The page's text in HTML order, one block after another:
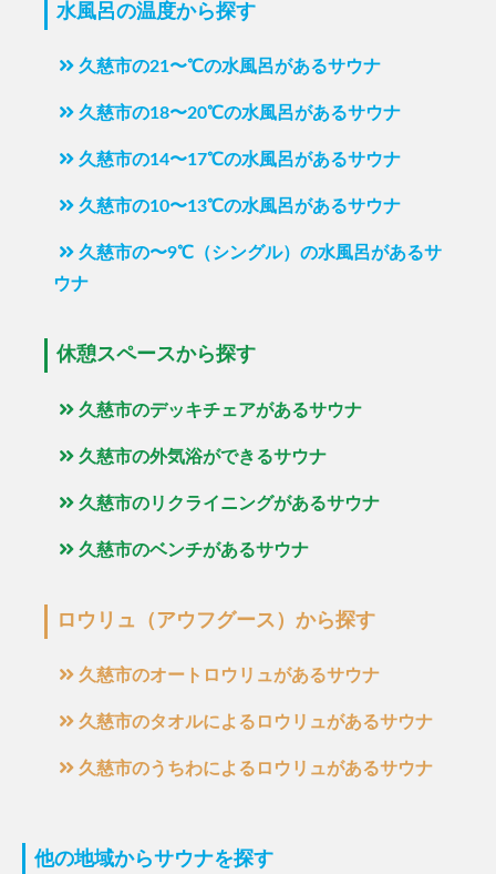
水風呂の温度から探す
久慈市の21〜℃の水風呂があるサウナ
久慈市の18〜20℃の水風呂があるサウナ
久慈市の14〜17℃の水風呂があるサウナ
久慈市の10〜13℃の水風呂があるサウナ
久慈市の〜9℃（シングル）の水風呂があるサ
ウナ
休憩スペースから探す
久慈市のデッキチェアがあるサウナ
久慈市の外気浴ができるサウナ
久慈市のリクライニングがあるサウナ
久慈市のベンチがあるサウナ
ロウリュ（アウフグース）から探す
久慈市のオートロウリュがあるサウナ
久慈市のタオルによるロウリュがあるサウナ
久慈市のうちわによるロウリュがあるサウナ
他の地域からサウナを探す